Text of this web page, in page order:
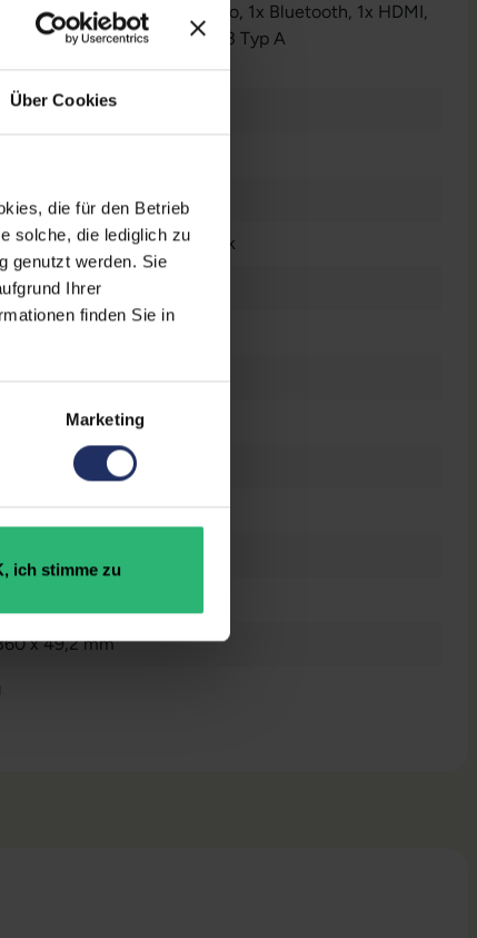
Über Cookies
die für den Betrieb
solche, die lediglich zu
genutzt werden. Sie
Ihrer
finden Sie in
Marketing
ich stimme zu
/ Mikrofon - 3.5 mm Combo, 1x Bluetooth, 1x HDMI,
, 2x Thunderbolt
, 2x USB 3 Typ A
FHD
(QWERTZ) mit Ziffernblock
Graphics
x 49,2 mm